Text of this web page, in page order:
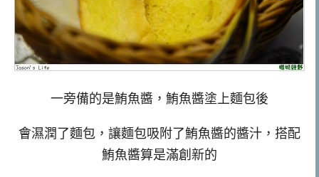
一旁備的是鮪魚醬，鮪魚醬塗上麵包後
會濕潤了麵包，讓麵包吸附了鮪魚醬的醬汁，搭配
鮪魚醬算是滿創新的